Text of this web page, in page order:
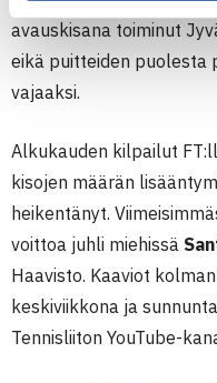
avauskisana toiminut
eikä puitteiden puolesta
vajaaksi.
Alkukauden kilpailut
kisojen määrän
heikentänyt.
voittoa juhli miehissä
Haavisto. Kaaviot
keskiviikkona ja
Tennisliiton YouTube-